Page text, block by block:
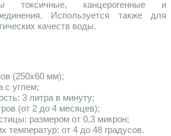
токсичные, канцерогенные и
Используется также для
качеств воды.
(250х60 мм);
с углем;
3 литра в минуту;
(от 2 до 4 месяцев);
размером от 0,3 микрон;
температур: от 4 до 48 градусов.